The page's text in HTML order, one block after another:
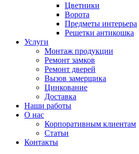
Цветники
Ворота
Предметы интерьера
Решетки антикошка
Услуги
Монтаж продукции
Ремонт замков
Ремонт дверей
Вызов замерщика
Цинкование
Доставка
Наши работы
О нас
Корпоративным клиентам
Статьи
Контакты